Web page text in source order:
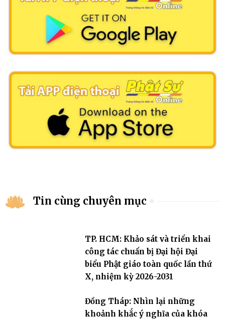
Tin cùng chuyên mục
TP. HCM: Khảo sát và triển khai
công tác chuẩn bị Đại hội Đại
biểu Phật giáo toàn quốc lần thứ
X, nhiệm kỳ 2026-2031
Đồng Tháp: Nhìn lại những
khoảnh khắc ý nghĩa của khóa